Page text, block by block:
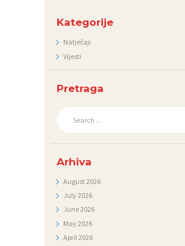
Kategorije
Natječaji
Vijesti
Pretraga
Arhiva
August2026
July2026
June2026
May2026
April2026